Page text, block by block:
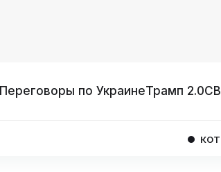
Переговоры по УкраинеТрамп 2.0
КОТИРОВКИ